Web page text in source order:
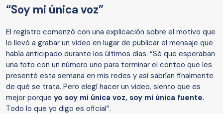
“Soy mi única voz”
El registro comenzó con una explicación sobre el motivo que
lo llevó a grabar un video en lugar de publicar el mensaje que
había anticipado durante los últimos días. “Sé que esperaban
una foto con un número uno para terminar el conteo que les
presenté esta semana en mis redes y así sabrían finalmente
de qué se trata. Pero elegí hacer un video, siento que es
mejor porque yo soy mi única voz, soy mi única fuente.
Todo lo que yo digo es oficial”.